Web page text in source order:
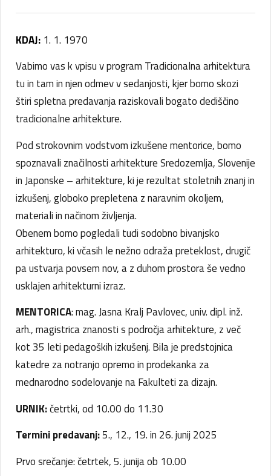
KDAJ: 1. 1. 1970
Vabimo vas k vpisu v program Tradicionalna arhitektura
tu in tam in njen odmev v sedanjosti, kjer bomo skozi
štiri spletna predavanja raziskovali bogato dediščino
tradicionalne arhitekture.
Pod strokovnim vodstvom izkušene mentorice, bomo
spoznavali značilnosti arhitekture Sredozemlja, Slovenije
in Japonske – arhitekture, ki je rezultat stoletnih znanj in
izkušenj, globoko prepletena z naravnim okoljem,
materiali in načinom življenja.
Obenem bomo pogledali tudi sodobno bivanjsko
arhitekturo, ki včasih le nežno odraža preteklost, drugič
pa ustvarja povsem nov, a z duhom prostora še vedno
usklajen arhitekturni izraz.
MENTORICA: mag. Jasna Kralj Pavlovec, univ. dipl. inž.
arh., magistrica znanosti s področja arhitekture, z več
kot 35 leti pedagoških izkušenj. Bila je predstojnica
katedre za notranjo opremo in prodekanka za
mednarodno sodelovanje na Fakulteti za dizajn.
URNIK:četrtki, od 10.00 do 11.30
Termini predavanj:5., 12., 19. in 26. junij 2025
Prvo srečanje: četrtek, 5. junija ob 10.00